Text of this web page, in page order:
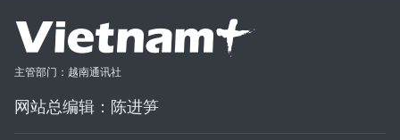
主管部门：越南通讯社
网站总编辑：陈进笋